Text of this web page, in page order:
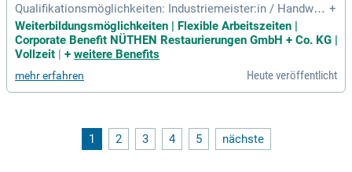
Qualifikationsmöglichkeiten: Industriemeister:in / Handwer
ksmeister:in; Betriebswirt:in IHK; Staatlich geprüfte:r Steinte
chniker:in.
+
Weiterbildungsmöglichkeiten | Flexible Arbeitszeiten |
Corporate Benefit NÜTHEN Restaurierungen GmbH + Co. KG |
Vollzeit | + weitere Benefits
mehr erfahren Heute veröffentlicht
1 2 3 4 5 nächste